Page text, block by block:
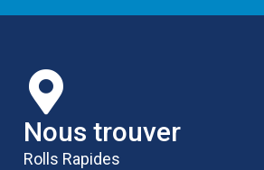
Nous trouver
Rolls Rapides